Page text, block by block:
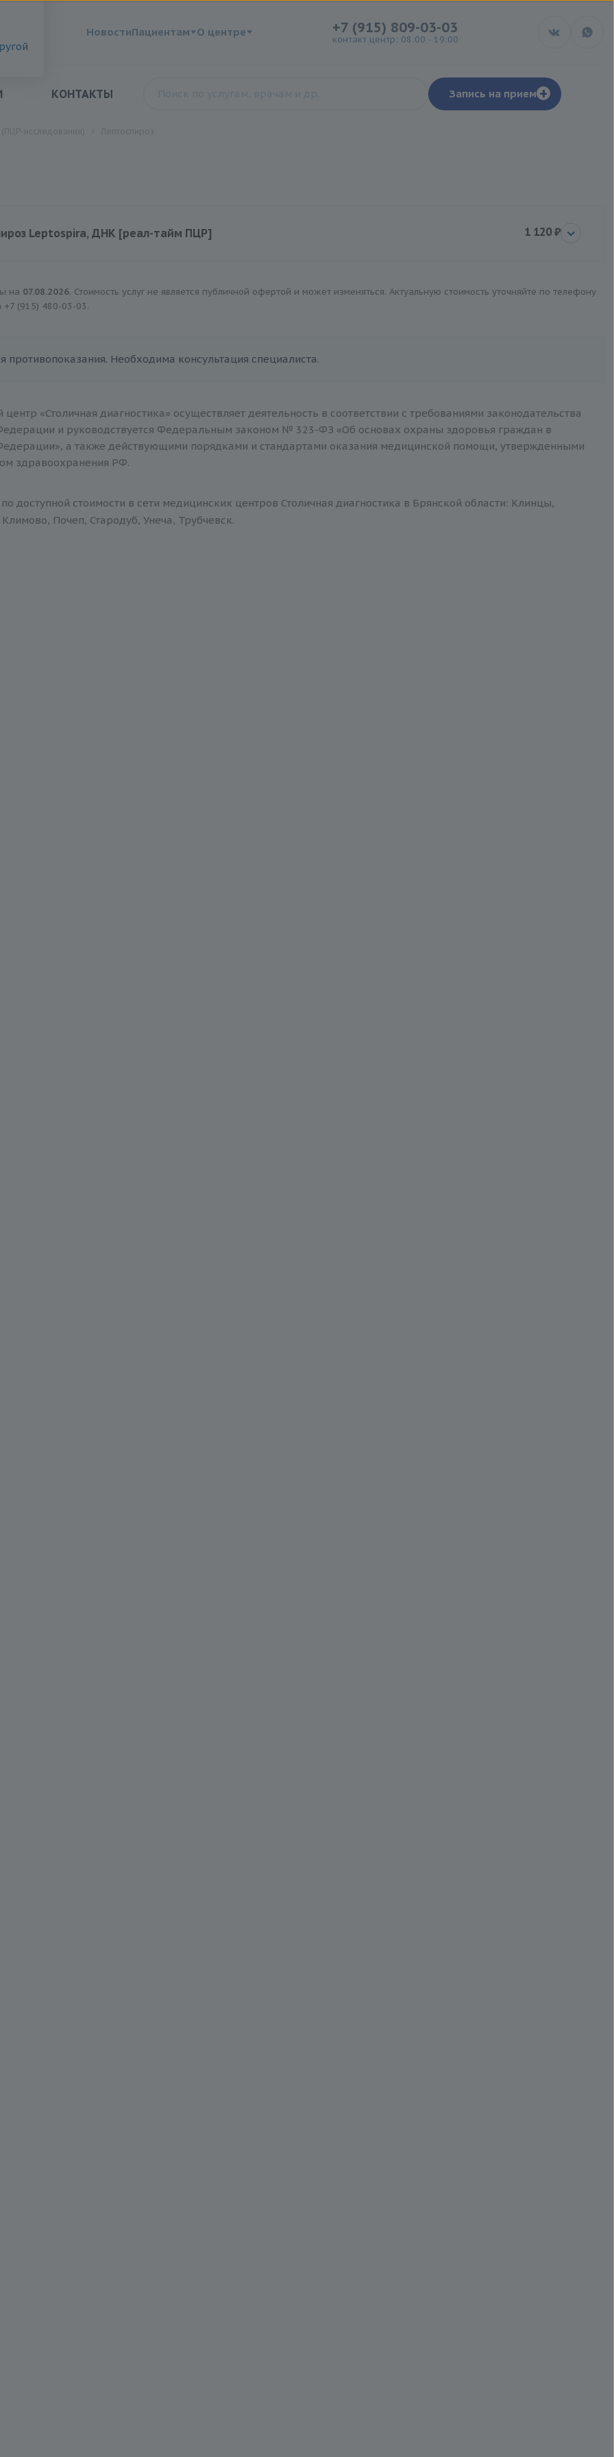
НовостиПациентам О центре +7 (915) 809-03-03
контакт центр: 08:00 - 19:00
КОНТАКТЫ Запись на прием +
Leptospira, ДНК [реал-тайм ПЦР] 1 120 ₽
на 07.08.2026. Стоимость услуг не является публичной офертой и может изменяться. Актуальную стоимость уточняйте по телефону
+7 (915) 480-03-03.
противопоказания. Необходима консультация специалиста.
«Столичная диагностика» осуществляет деятельность в соответствии с требованиями законодательства
и руководствуется Федеральным законом № 323-ФЗ «Об основах охраны здоровья граждан в
а также действующими порядками и стандартами оказания медицинской помощи, утвержденными
здравоохранения РФ.
доступной стоимости в сети медицинских центров Столичная диагностика в Брянской области: Клинцы,
Почеп, Стародуб, Унеча, Трубчевск.